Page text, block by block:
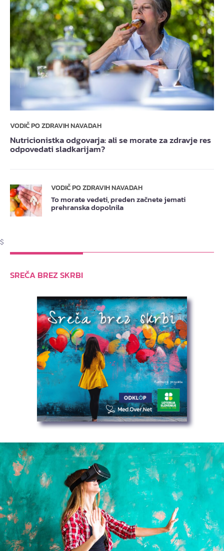
VODIČ PO ZDRAVIH NAVADAH
Nutricionistka odgovarja: ali se morate za zdravje res
odpovedati sladkarijam?
VODIČ PO ZDRAVIH NAVADAH
To morate vedeti, preden začnete jemati
prehranska dopolnila
$
SREČA BREZ SKRBI